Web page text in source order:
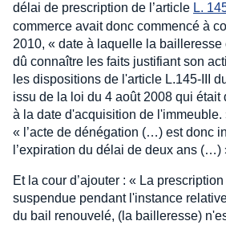
délai de prescription de l’article L.
commerce avait donc commencé à
2010, « date à laquelle la
dû connaître les faits justifiant son
les dispositions de l'article L.145-III
issu de la loi du 4 août 2008 qui était
à la date d'acquisition de l'immeuble.
« l’acte de dénégation (…) est donc
l’expiration du délai de deux ans (…)
Et la cour d’ajouter : « La
suspendue pendant l'instance
du bail renouvelé, (la bailleresse)